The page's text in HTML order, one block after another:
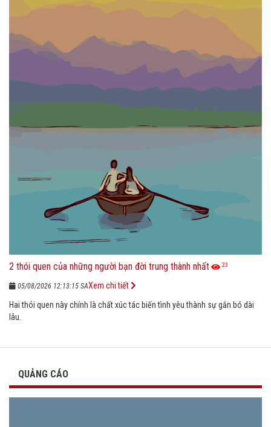
2 thói quen của những người bạn đời trung thành nhất 23
05/08/2026 12:13:15 SA
Hai thói quen này chính là chất xúc tác biến tình yêu thành sự gắn bó dài
lâu.
Xem chi tiết
QUẢNG CÁO